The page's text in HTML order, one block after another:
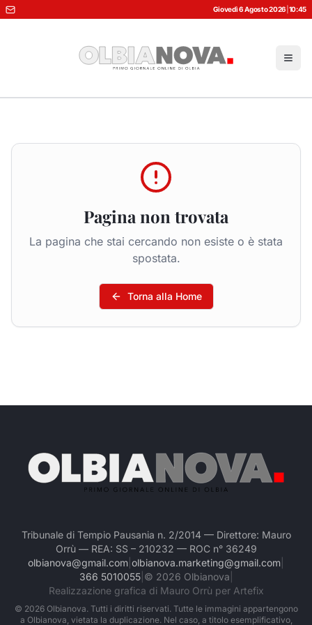
Giovedì 6 Agosto 2026 10:45
Pagina non trovata
La pagina che stai cercando non esiste o è stata
spostata.
Torna alla Home
Tribunale di Tempio Pausania n. 2/2014 — Direttore: Mauro
Orrù — REA: SS – 210232 — ROC n° 36249
olbianova@gmail.com olbianova.marketing@gmail.com
366 5010055| © 2026 Olbianova
Realizzazione grafica di Mauro Orrù per Artefix
© 2026Olbianova. Tutti i diritti riservati. Tutte le immagini appartengono
a Olbianova, vietata la duplicazione. Nel caso, a titolo esemplificativo,